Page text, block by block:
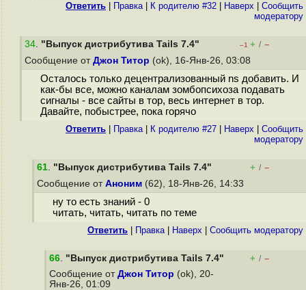
Ответить Правка| К родителю #32 Наверх
Cообщить
модератору
34. "Выпуск дистрибутива Tails 7.4" –1 + / –
Сообщение от Джон Титор (ok), 16-Янв-26, 03:08
Осталось только децентрализованный ns добавить. И
как-бы все, можно каналам зомбопсихоза подавать
сигналы - все сайты в тор, весь интернет в тор.
Давайте, побыстрее, пока горячо
Ответить Правка| К родителю #27 Наверх
Cообщить
модератору
61. "Выпуск дистрибутива Tails 7.4" + / –
Сообщение от Аноним (62), 18-Янв-26, 14:33
ну то есть знаний - 0
читать, читать, читать по теме
Ответить Правка| Наверх Cообщить модератору
66. "Выпуск дистрибутива Tails 7.4" + / –
Сообщение от Джон Титор (ok), 20-
Янв-26, 01:09